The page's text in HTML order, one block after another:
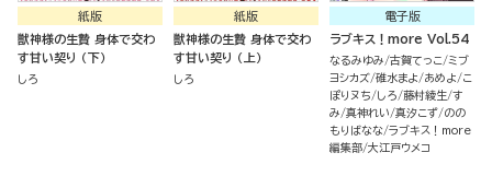
紙版
獣神様の生贄 身体で交わ
す甘い契り （下）
しろ
紙版
獣神様の生贄 身体で交わ
す甘い契り （上）
しろ
電子版
ラブキス！more Vol.54
なるみゆみ 古賀てっこ ミブ
ヨシカズ 碓水まよ あめよ
こ
ぽりヌち
しろ 藤村綾生 す
み 真神れい 真汐こず のの
もりばなな ラブキス！more
編集部 大江戸ウメコ